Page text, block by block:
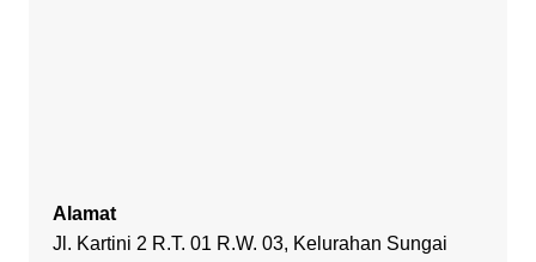
Alamat
Jl. Kartini 2 R.T. 01 R.W. 03, Kelurahan Sungai